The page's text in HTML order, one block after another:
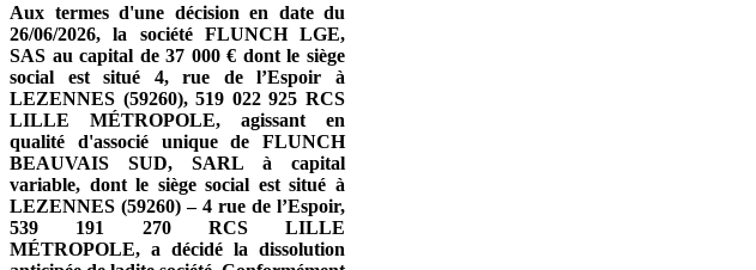
Aux termes d'une décision en date du
26/06/2026, la société FLUNCH LGE,
SAS au capital de 37 000 € dont le siège
social est situé 4, rue de l’Espoir à
LEZENNES (59260), 519 022 925 RCS
LILLE MÉTROPOLE, agissant en
qualité d'associé unique de FLUNCH
BEAUVAIS SUD, SARL à capital
variable, dont le siège social est situé à
LEZENNES (59260) – 4 rue de l’Espoir,
539 191 270 RCS LILLE
MÉTROPOLE, a décidé la dissolution